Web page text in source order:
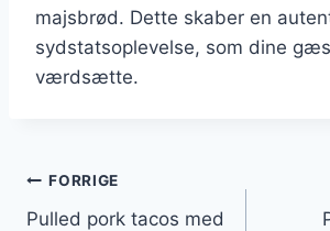
majsbrød. Dette skaber en
sydstatsoplevelse, som dine
værdsætte.
Indlægsnavigation
FORRIGE
Pulled pork tacos med